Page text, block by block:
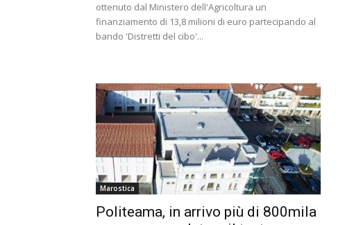
ottenuto dal Ministero dell'Agricoltura un
finanziamento di 13,8 milioni di euro partecipando al
bando 'Distretti del cibo'...
Marostica
Politeama, in arrivo più di 800mila